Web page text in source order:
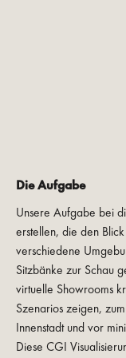
Die Aufgabe
Unsere Aufgabe bei
erstellen, die den
verschiedene
Sitzbänke zur Schau
virtuelle Showrooms
Szenarios zeigen,
Innenstadt und vor
Diese CGI